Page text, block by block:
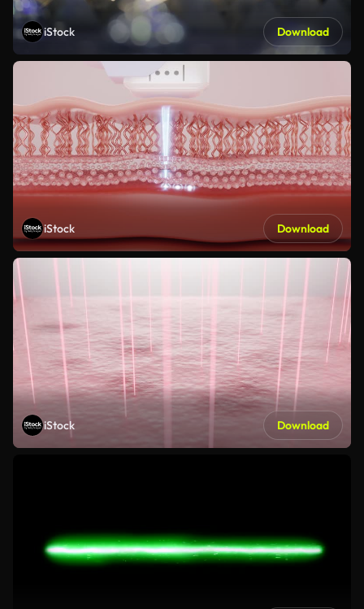
iStock Download
iStock Download
iStock Download